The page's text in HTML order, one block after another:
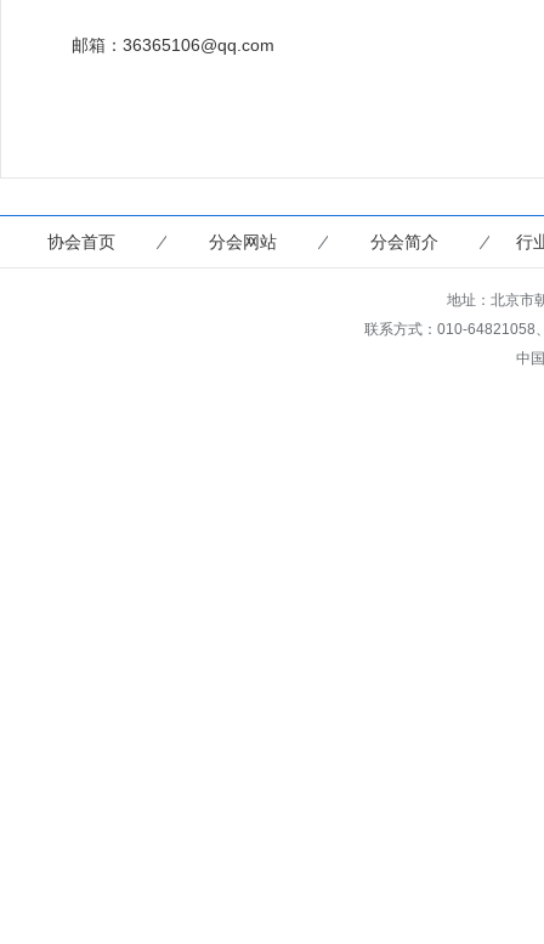
邮箱：36365106@qq.com
协会首页 分会网站 分会简介 行
地址：北京市
联系方式：010-
中